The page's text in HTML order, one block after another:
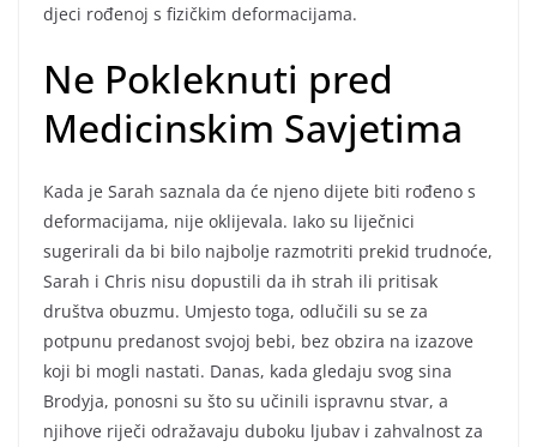
djeci rođenoj s fizičkim deformacijama.
Ne Pokleknuti pred
Medicinskim Savjetima
Kada je Sarah saznala da će njeno dijete biti rođeno s
deformacijama, nije oklijevala. Iako su liječnici
sugerirali da bi bilo najbolje razmotriti prekid trudnoće,
Sarah i Chris nisu dopustili da ih strah ili pritisak
društva obuzmu. Umjesto toga, odlučili su se za
potpunu predanost svojoj bebi, bez obzira na izazove
koji bi mogli nastati. Danas, kada gledaju svog sina
Brodyja, ponosni su što su učinili ispravnu stvar, a
njihove riječi odražavaju duboku ljubav i zahvalnost za